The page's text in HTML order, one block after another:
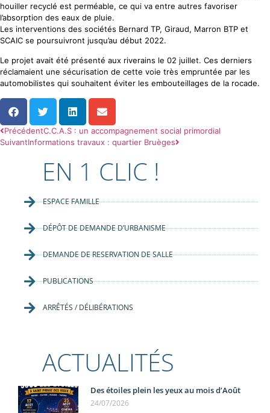
houiller recyclé est perméable, ce qui va entre autres favoriser
l’absorption des eaux de pluie.
Les interventions des sociétés Bernard TP, Giraud, Marron BTP et
SCAIC se poursuivront jusqu’au début 2022.
Le projet avait été présenté aux riverains le 02 juillet. Ces derniers
réclamaient une sécurisation de cette voie très empruntée par les
automobilistes qui souhaitent éviter les embouteillages de la rocade.
PrécédentC.C.A.S : un accompagnement social primordial
SuivantInformations travaux : quartier Bruèges
EN 1 CLIC !
ESPACE FAMILLE
DÉPÔT DE DEMANDE D’URBANISME
DEMANDE DE RESERVATION DE SALLE
PUBLICATIONS
ARRÊTÉS / DÉLIBÉRATIONS
ACTUALITÉS
Des étoiles plein les yeux au mois d’Août
24/07/2026